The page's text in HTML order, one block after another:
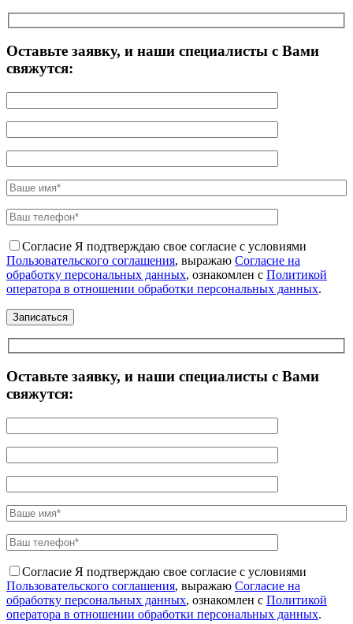
Оставьте заявку, и наши специалисты с Вами
свяжутся:
Согласие Я подтверждаю свое согласие с условиями
Пользовательского соглашения, выражаю Согласие на
обработку персональных данных, ознакомлен с Политикой
оператора в отношении обработки персональных данных.
Оставьте заявку, и наши специалисты с Вами
свяжутся:
Согласие Я подтверждаю свое согласие с условиями
Пользовательского соглашения, выражаю Согласие на
обработку персональных данных, ознакомлен с Политикой
оператора в отношении обработки персональных данных.